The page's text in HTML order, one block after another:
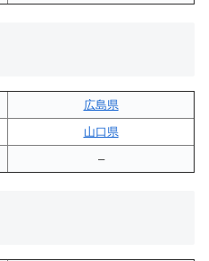
広島県
山口県
–